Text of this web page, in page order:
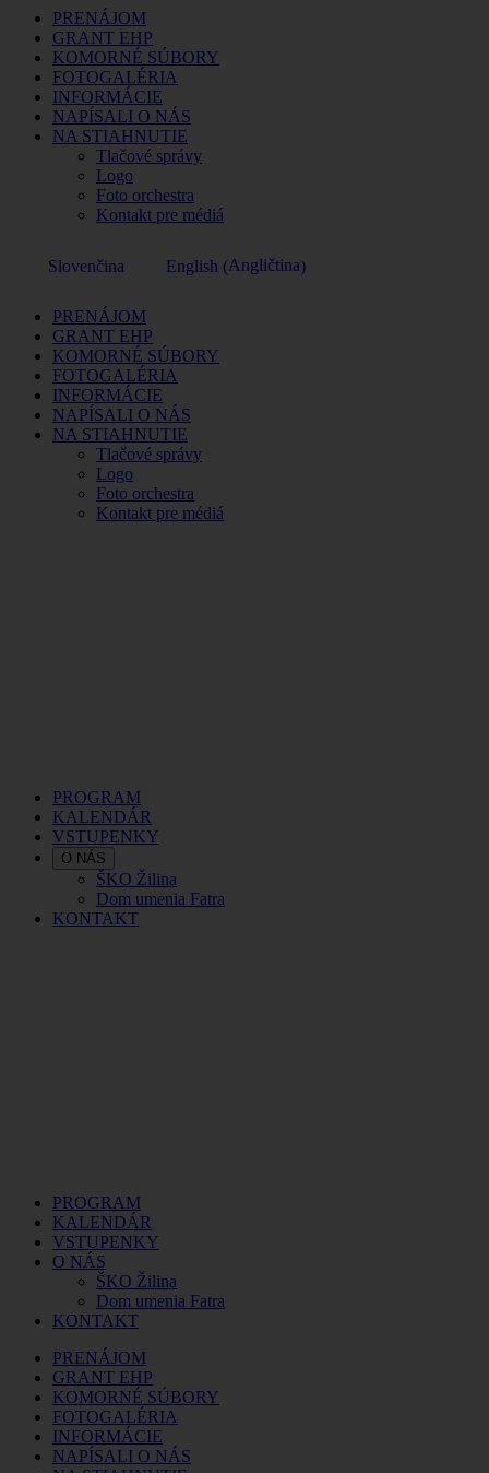
PRENÁJOM
GRANT EHP
KOMORNÉ SÚBORY
FOTOGALÉRIA
INFORMÁCIE
NAPÍSALI O NÁS
NA STIAHNUTIE
Tlačové správy
Logo
Foto orchestra
Kontakt pre médiá
Slovenčina English (Angličtina)
PRENÁJOM
GRANT EHP
KOMORNÉ SÚBORY
FOTOGALÉRIA
INFORMÁCIE
NAPÍSALI O NÁS
NA STIAHNUTIE
Tlačové správy
Logo
Foto orchestra
Kontakt pre médiá
PROGRAM
KALENDÁR
VSTUPENKY
O NÁS
ŠKO Žilina
Dom umenia Fatra
KONTAKT
PROGRAM
KALENDÁR
VSTUPENKY
O NÁS
ŠKO Žilina
Dom umenia Fatra
KONTAKT
PRENÁJOM
GRANT EHP
KOMORNÉ SÚBORY
FOTOGALÉRIA
INFORMÁCIE
NAPÍSALI O NÁS